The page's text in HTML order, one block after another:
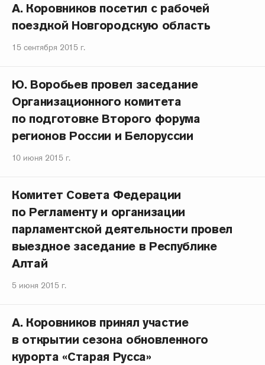
А. Коровников посетил с рабочей
поездкой Новгородскую область
15 сентября 2015 г.
Ю. Воробьев провел заседание
Организационного комитета
по подготовке Второго форума
регионов России и Белоруссии
10 июня 2015 г.
Комитет Совета Федерации
по Регламенту и организации
парламентской деятельности провел
выездное заседание в Республике
Алтай
5 июня 2015 г.
А. Коровников принял участие
в открытии сезона обновленного
курорта «Старая Русса»